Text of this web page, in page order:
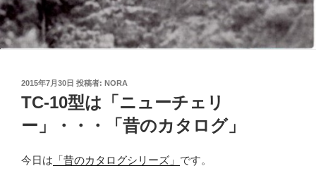
投
稿
日:
2015年7月30日 投稿者: NORA
TC-10型は「ニューチェリ
ー」・・・「昔のカタログ」
今日は 「昔のカタログシリーズ」 です。